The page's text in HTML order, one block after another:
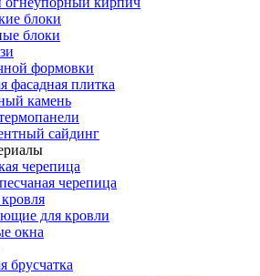
блоки
блоки
формовки
фасадная плитка
камень
сайдинг
черепица
черепица
для кровли
окна
брусчатка